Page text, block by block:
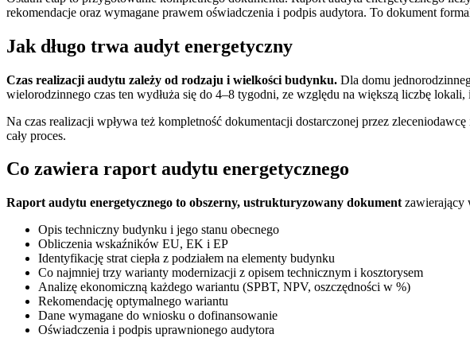
rekomendacje oraz wymagane prawem oświadczenia i podpis audytora. To dokument
Jak długo trwa audyt energetyczny
Czas realizacji audytu zależy od rodzaju i wielkości budynku. Dla domu
wielorodzinnego czas ten wydłuża się do 4–8 tygodni, ze względu na większą liczbę lokali,
Na czas realizacji wpływa też kompletność dokumentacji dostarczonej przez
cały proces.
Co zawiera raport audytu energetycznego
Raport audytu energetycznego to obszerny, ustrukturyzowany dokument zawierający
Opis techniczny budynku i jego stanu obecnego
Obliczenia wskaźników EU, EK i EP
Identyfikację strat ciepła z podziałem na elementy budynku
Co najmniej trzy warianty modernizacji z opisem technicznym i kosztorysem
Analizę ekonomiczną każdego wariantu (SPBT, NPV, oszczędności w %)
Rekomendację optymalnego wariantu
Dane wymagane do wniosku o dofinansowanie
Oświadczenia i podpis uprawnionego audytora